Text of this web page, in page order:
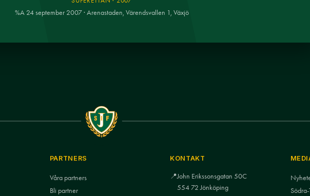
%A 24 september 2007 · Arenastaden, Värendsvallen 1, Växjö
PARTNERS
Våra partners
Bli partner
KONTAKT
📍John Erikssonsgatan 50C
554 72 Jönköping
Södra-